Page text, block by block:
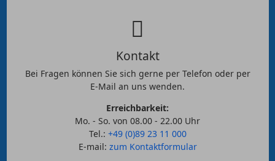
Kontakt
Bei Fragen können Sie sich gerne per Telefon oder per
E-Mail an uns wenden.
Erreichbarkeit:
Mo. - So. von 08.00 - 22.00 Uhr
Tel.: +49 (0)89 23 11 000
E-mail: zum Kontaktformular